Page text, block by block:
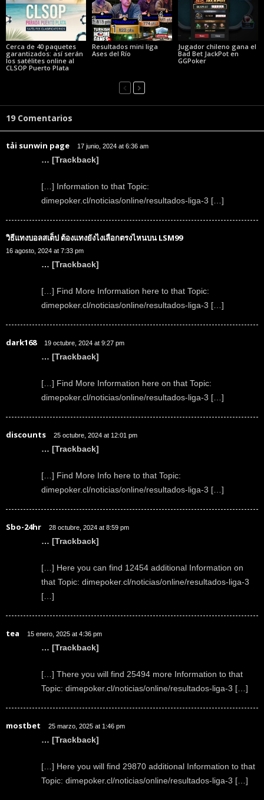
Cerca de 40 paquetes
garantizados: así serán
los satélites online al
CLSOP Puerto Plata
Resultados mini liga
Ases del Río
Jugador chileno gana el
Bad Bet JackPot en
GGPoker
19 Comentarios
tải sunwin page 17 junio, 2024 at 6:36 am
… [Trackback]
[…] Information to that Topic:
dimepoker.cl/noticias/online/resultados-liga-3 […]
วิธีแทงบอลสเต็ป ต้องแทงยังไงเลือกตรงไหนบน LSM99
16 agosto, 2024 at 7:33 pm
… [Trackback]
[…] Find More Information here to that Topic:
dimepoker.cl/noticias/online/resultados-liga-3 […]
dark168 19 octubre, 2024 at 9:27 pm
… [Trackback]
[…] Find More Information here on that Topic:
dimepoker.cl/noticias/online/resultados-liga-3 […]
discounts 25 octubre, 2024 at 12:01 pm
… [Trackback]
[…] Find More Info here to that Topic:
dimepoker.cl/noticias/online/resultados-liga-3 […]
Sbo-24hr 28 octubre, 2024 at 8:59 pm
… [Trackback]
[…] Here you can find 12454 additional Information on
that Topic: dimepoker.cl/noticias/online/resultados-liga-3
[…]
tea 15 enero, 2025 at 4:36 pm
… [Trackback]
[…] There you will find 25494 more Information to that
Topic: dimepoker.cl/noticias/online/resultados-liga-3 […]
mostbet 25 marzo, 2025 at 1:46 pm
… [Trackback]
[…] Here you will find 29870 additional Information to that
Topic: dimepoker.cl/noticias/online/resultados-liga-3 […]